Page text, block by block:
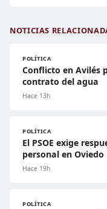
NOTICIAS
POLÍTICA
Conflicto en Avilés
contrato del agua
Hace 13h
POLÍTICA
El PSOE exige
personal en Oviedo
Hace 19h
POLÍTICA